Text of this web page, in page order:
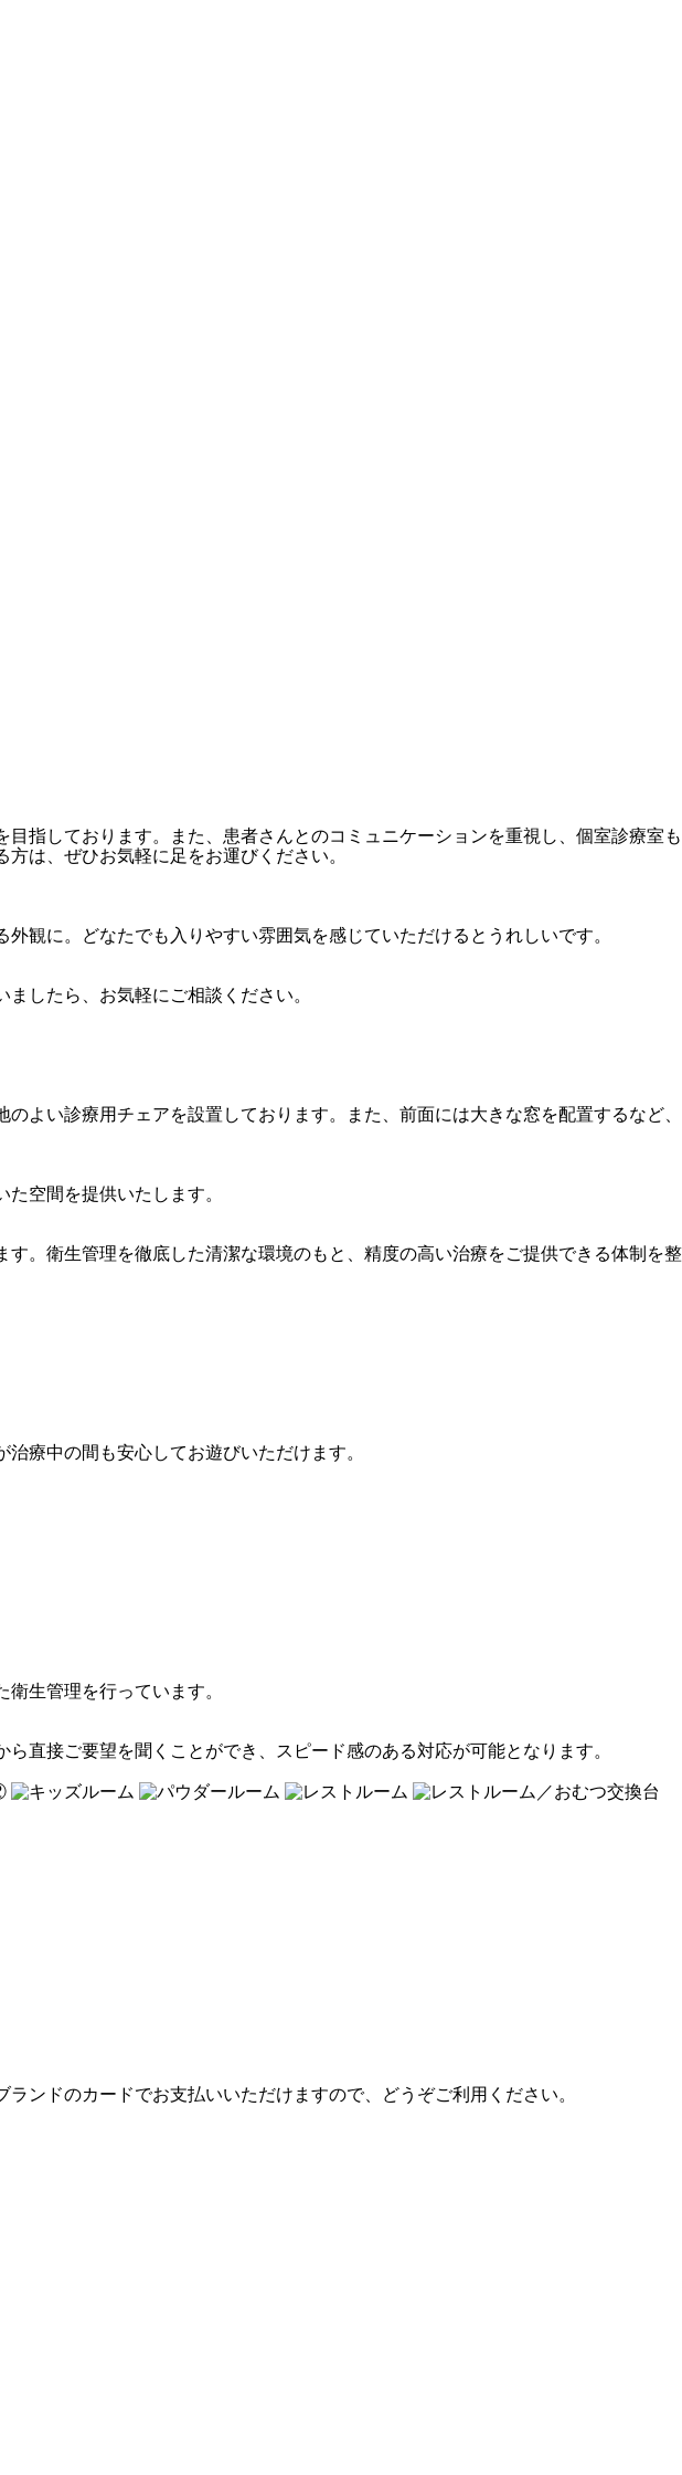
指しております。また、患者さんとのコミュニケーションを重視し、個室診療室も
は、ぜひお気軽に足をお運びください。
観に。どなたでも入りやすい雰囲気を感じていただけるとうれしいです。
したら、お気軽にご相談ください。
よい診療用チェアを設置しております。また、前面には大きな窓を配置するなど、
空間を提供いたします。
。衛生管理を徹底した清潔な環境のもと、精度の高い治療をご提供できる体制を整
療中の間も安心してお遊びいただけます。
生管理を行っています。
直接ご要望を聞くことができ、スピード感のある対応が可能となります。
ンドのカードでお支払いいただけますので、どうぞご利用ください。